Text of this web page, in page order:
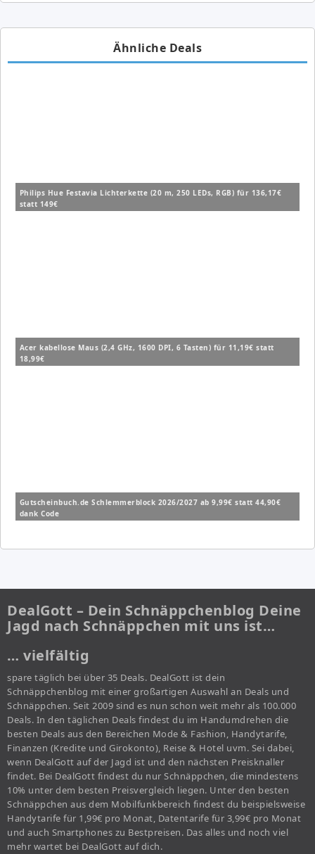
Ähnliche Deals
Philips Hue Festavia Lichterkette (20 m, 250 LEDs, RGB) für 136,17€
statt 149€
Acer kabellose Maus (2,4 GHz, 1600 DPI, 6 Tasten) für 11,19€ statt
18,99€
Gutscheinbuch.de Schlemmerblock 2026/2027 ab 9,99€ statt 44,90€
dank Code
DealGott – Dein Schnäppchenblog Deine
Jagd nach Schnäppchen mit uns ist…
… vielfältig
spare täglich bei über 35 Deals. DealGott ist dein
Schnäppchenblog mit einer großartigen Auswahl an Deals und
Schnäppchen. Seit 2009 sind es nun schon weit mehr als 100.000
Deals. In den täglichen Deals findest du im Handumdrehen die
besten Deals aus den Bereichen Mode & Fashion, Handytarife,
Finanzen (Kredite und Girokonto), Reise & Hotel uvm. Sei dabei,
wenn DealGott auf der Jagd ist und den nächsten Preisknaller
findet. Bei DealGott findest du nur Schnäppchen, die mindestens
10% unter dem besten Preisvergleich liegen. Unter den besten
Schnäppchen aus dem Mobilfunkbereich findest du beispielsweise
Handytarife für 1,99€ pro Monat, Datentarife für 3,99€ pro Monat
und auch Smartphones zu Bestpreisen. Das alles und noch viel
mehr wartet bei DealGott auf dich.